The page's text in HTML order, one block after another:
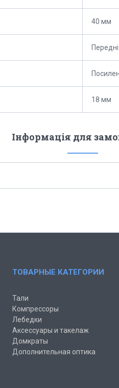
40 мм
Передні
18 мм
Інформація для
ТОВАРНЫЕ КАТЕГОРИИ
Тали
Компрессоры
Лебедки
Аксессуары и такелаж
Домкраты
Дополнительная оптика